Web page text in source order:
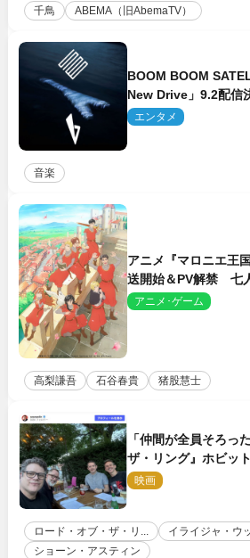
千鳥 ABEMA（旧AbemaTV）
BOOM BOOM
New Drive」9.2配信
エンタメ
音楽
アニメ『マロニエ王
送開始＆PV解禁 七
吾、川島零士ら
アニメ･ゲーム
高梨謙吾 石谷春貴 猪股慧士
「仲間が全員そろっ
ザ・リング』ホビッ
感激
映画
ロード・オブ・ザ・リ...
イライジャ・ウ
ショーン・アスティン